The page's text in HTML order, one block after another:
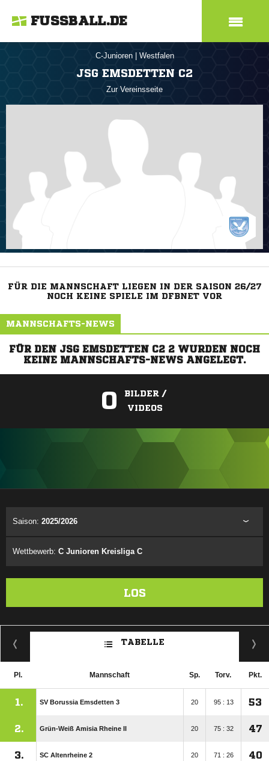
FUSSBALL.DE
C-Junioren Westfalen
JSG EMSDETTEN C2
Zur Vereinsseite
FÜR DIE MANNSCHAFT LIEGEN IN DER SAISON 26/27
NOCH KEINE SPIELE IM DFBNET VOR
MANNSCHAFTS-NEWS
FÜR DEN JSG EMSDETTEN C2 2 WURDEN NOCH
KEINE MANNSCHAFTS-NEWS ANGELEGT.
0
BILDER /
VIDEOS
Saison: 2025/2026
Wettbewerb: C Junioren Kreisliga C
LOS
TABELLE
Pl. Mannschaft Sp. Torv. Pkt.
1. SV Borussia Emsdetten 3 20 95 : 13 53
2. Grün-Weiß Amisia Rheine II 20 75 : 32 47
3. SC Altenrheine 2 20 71 : 26 40